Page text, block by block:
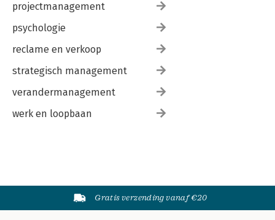
projectmanagement
psychologie
reclame en verkoop
strategisch management
verandermanagement
werk en loopbaan
Gratis verzending vanaf €20